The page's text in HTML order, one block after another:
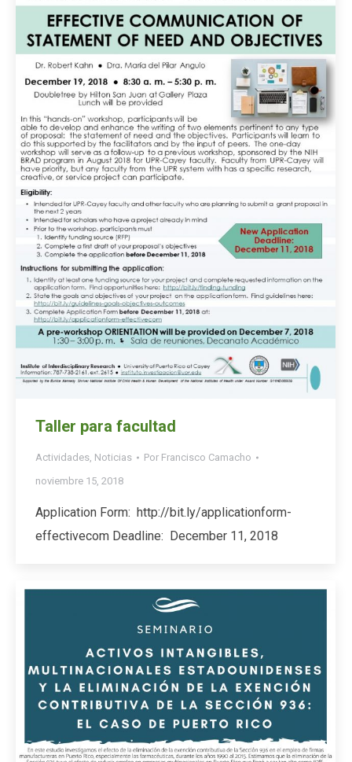
Taller para facultad
Actividades, Noticias Por Francisco Camacho
noviembre 15, 2018
Application Form: http://bit.ly/applicationform-
effectivecom Deadline: December 11, 2018